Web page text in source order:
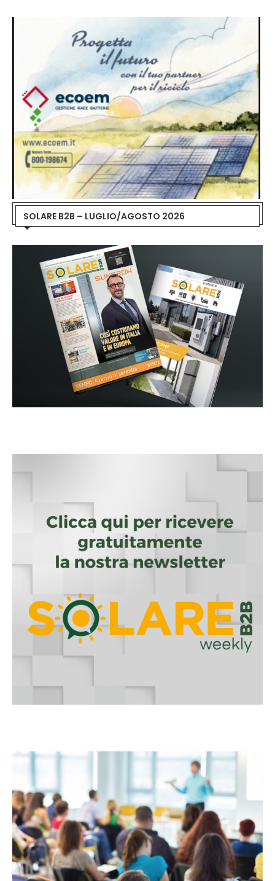
SOLARE B2B – LUGLIO/AGOSTO 2026